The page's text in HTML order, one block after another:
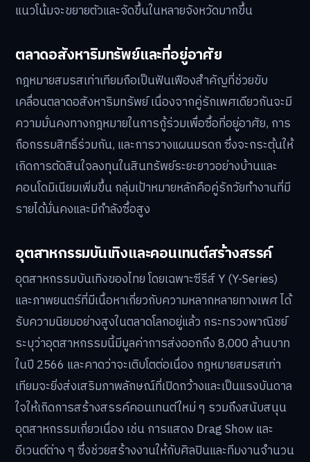
แนวโน้มจะขยายตัวและจัดขึ้นในหลายจังหวัดมากขึ้น
ตลาดอสังหาริมทรัพย์และที่อยู่อาศัย
กฎหมายสมรสเท่าเทียมถือเป็นฟันเฟืองสำคัญที่ช่วยขับ
เคลื่อนตลาดอสังหาริมทรัพย์ เนื่องจากคู่รักเพศเดียวกันจะมี
ความมั่นคงทางกฎหมายในการกู้ร่วมเพื่อซื้อที่อยู่อาศัย, การ
ถือกรรมสิทธิ์ร่วมกัน, และการวางแผนมรดก ซึ่งจะกระตุ้นให้
เกิดการตัดสินใจลงทุนในสินทรัพย์ระยะยาวอย่างบ้านและ
คอนโดมิเนียมเพิ่มขึ้น กลุ่มเป้าหมายหลักคือคู่รักวัยทำงานที่มี
รายได้มั่นคงและมีกำลังซื้อสูง
อุตสาหกรรมบันเทิงและคอนเทนต์สร้างสรรค์
อุตสาหกรรมบันเทิงของไทย โดยเฉพาะซีรีส์ Y (Y-Series)
และภาพยนตร์ที่มีเนื้อหาเกี่ยวกับความหลากหลายทางเพศ ได้
รับความนิยมอย่างสูงในตลาดโลกอยู่แล้ว กระทรวงพาณิชย์
ระบุว่าอุตสาหกรรมนี้มีมูลค่าการส่งออกถึง 8,000 ล้านบาท
ในปี 2566 และคาดว่าจะเติบโตต่อเนื่อง กฎหมายสมรสเท่า
เทียมจะยิ่งส่งเสริมภาพลักษณ์ที่เปิดกว้างและเป็นแรงบันดาล
ใจให้เกิดการสร้างสรรค์คอนเทนต์ใหม่ ๆ รวมถึงสนับสนุน
อุตสาหกรรมเกี่ยวเนื่อง เช่น การแสดง Drag Show และ
อีเวนต์ต่าง ๆ ซึ่งช่วยสร้างงานให้กับศิลปินและทีมงานจำนวน